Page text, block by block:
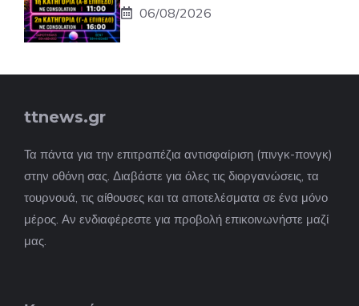
06/08/2026
ttnews.gr
Τα πάντα για την επιτραπέζια αντισφαίριση (πινγκ-πονγκ)
στην οθόνη σας. Διαβάστε για όλες τις διοργανώσεις, τα
τουρνουά, τις αίθουσες και τα αποτελέσματα σε ένα μόνο
μέρος. Αν ενδιαφέρεστε για προβολή επικοινωνήστε μαζί
μας.